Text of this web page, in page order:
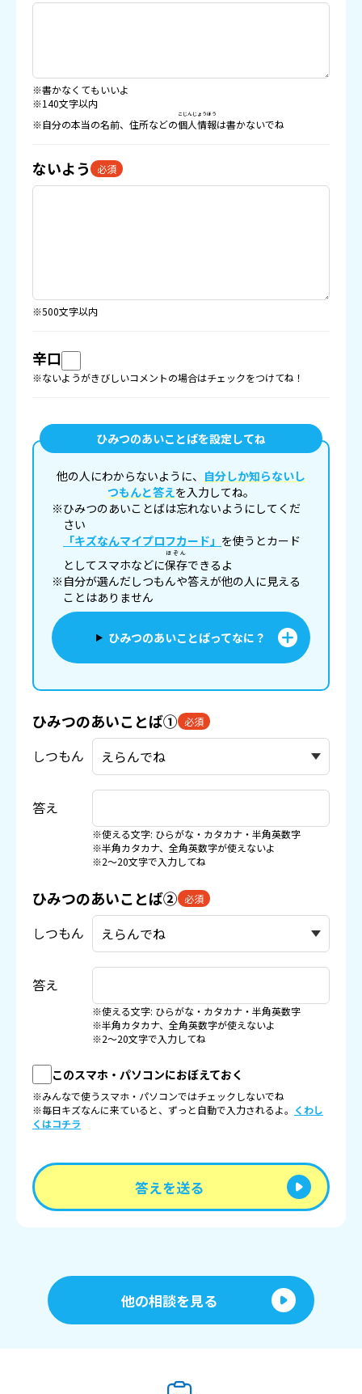
※書かなくてもいいよ
※140文字以内
※自分の本当の名前、住所などの個人情報
こじんじょうほう
は書かないでね
ないよう 必須
※500文字以内
辛口
※ないようがきびしいコメントの場合はチェックをつけてね！
ひみつのあいことばを設定してね
他の人にわからないように、 自分しか知らないし
つもんと答えを入力してね。
※ひみつのあいことばは忘れないようにしてくだ
さい
「キズなんマイプロフカード」 を使うとカード
としてスマホなどに保存
ほぞん
できるよ
※自分が選んだしつもんや答えが他の人に見える
ことはありません
ひみつのあいことばってなに？
ひみつのあいことば① 必須
しつもん
答え
※使える文字: ひらがな・カタカナ・半角英数字
※半角カタカナ、全角英数字が使えないよ
※2〜20文字で入力してね
ひみつのあいことば② 必須
しつもん
答え
※使える文字: ひらがな・カタカナ・半角英数字
※半角カタカナ、全角英数字が使えないよ
※2〜20文字で入力してね
このスマホ・パソコンにおぼえておく
※みんなで使うスマホ・パソコンではチェックしないでね
※毎日キズなんに来ていると、ずっと自動で入力されるよ。 くわし
くはコチラ
答えを送る
他の相談を見る